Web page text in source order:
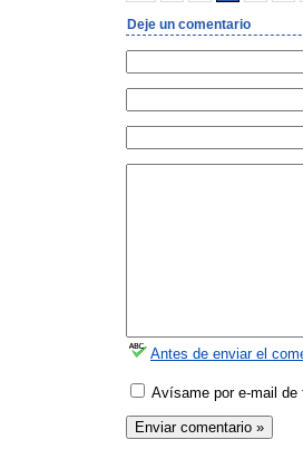
Deje un comentario
Antes de enviar el
Avísame por e-mail de